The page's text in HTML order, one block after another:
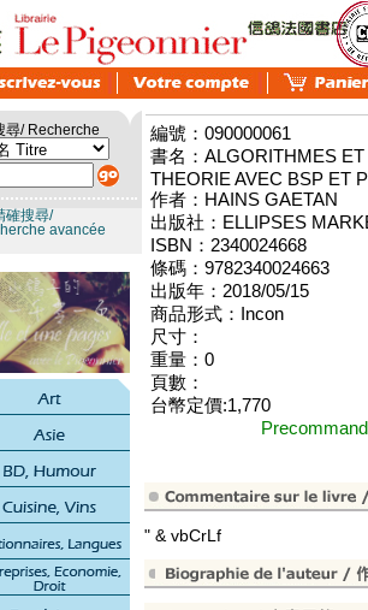
尋/ Recherche
確搜尋/
avancée
編號：090000061
書名：ALGORITHMES
THEORIE AVEC BSP ET
作者：HAINS GAETAN
出版社：ELLIPSES
ISBN：2340024668
條碼：9782340024663
出版年：2018/05/15
商品形式：Incon
尺寸：
重量：0
頁數：
台幣定價:1,770
" & vbCrLf